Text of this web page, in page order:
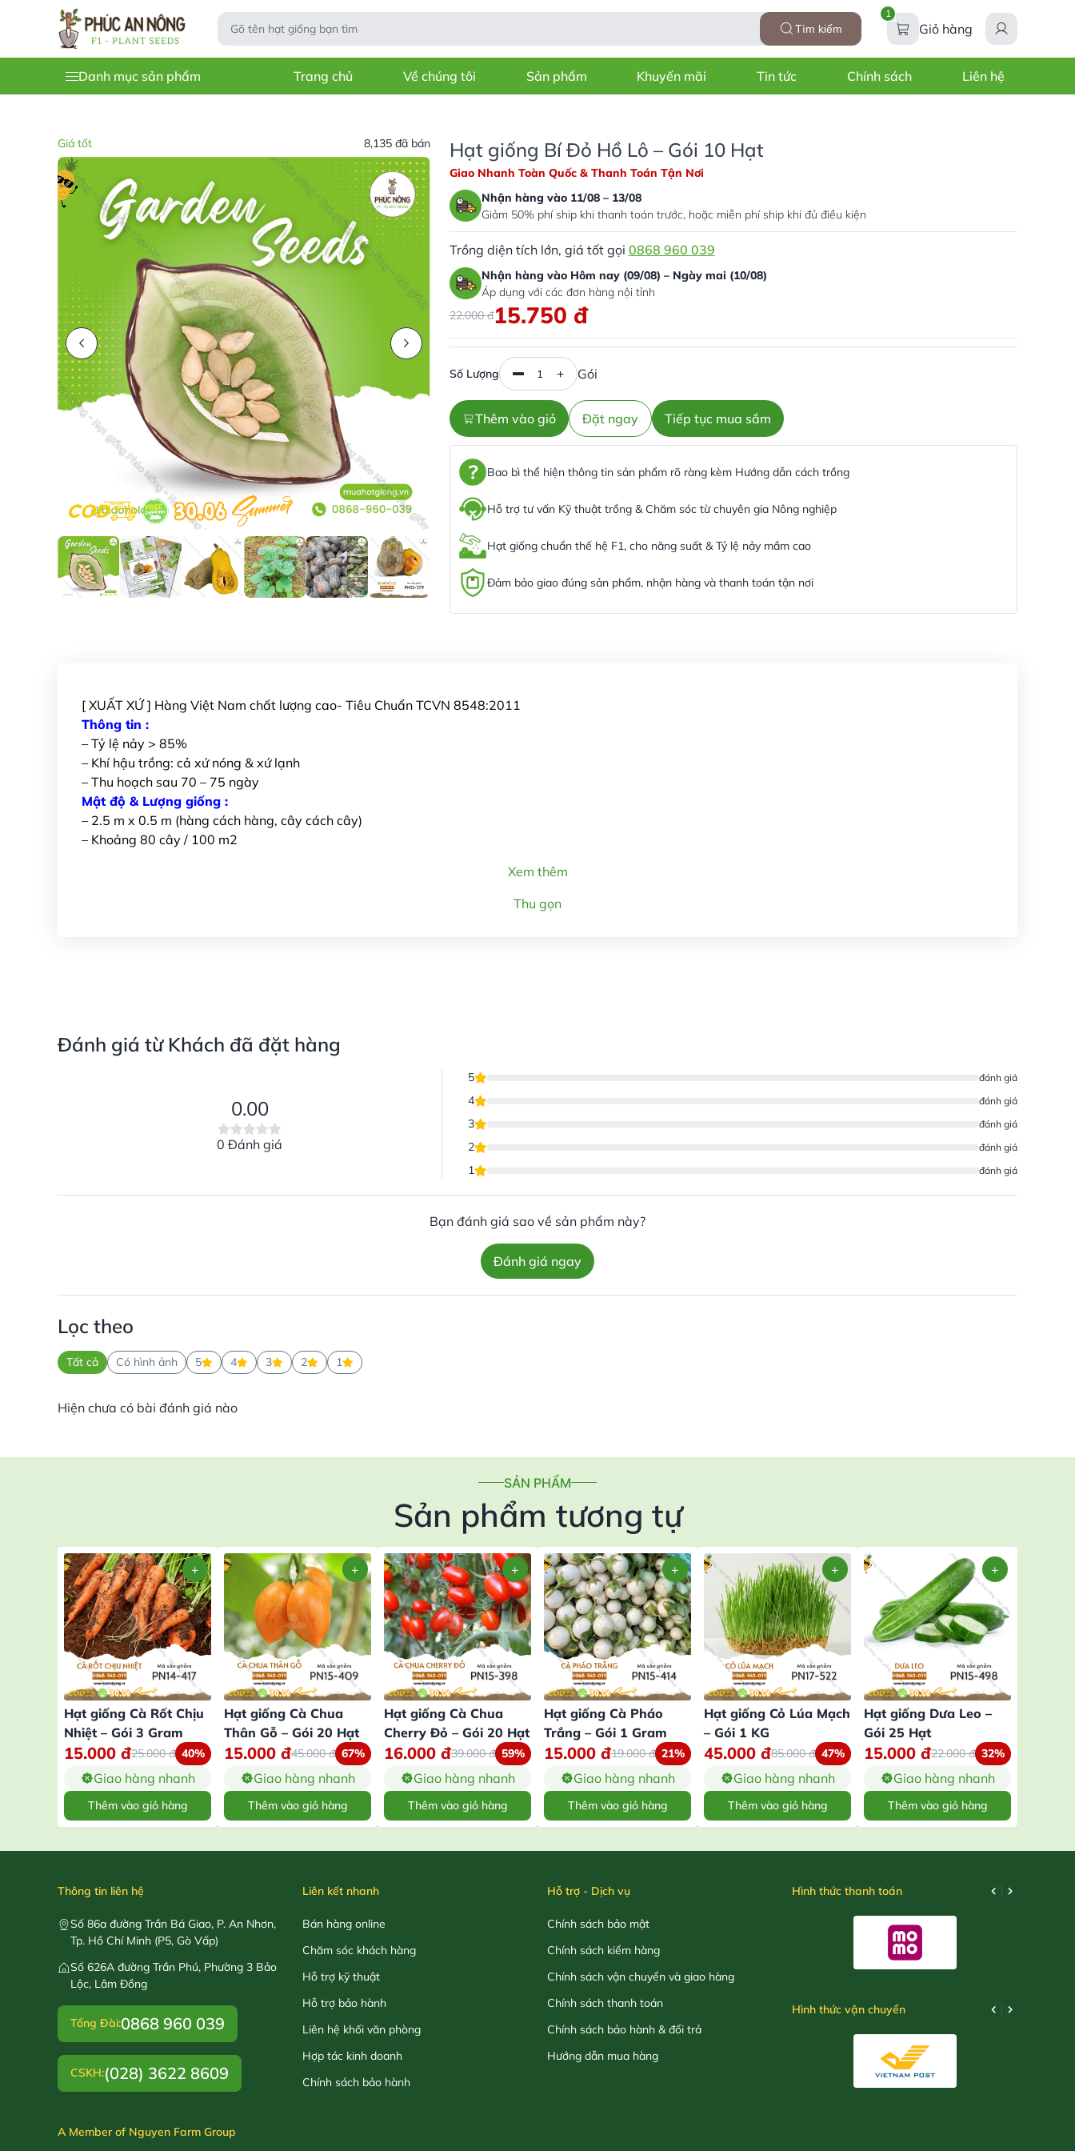
Tìm kiếm
1
Giỏ hàng
Danh mục sản phẩm Trang chủ Về chúng tôi Sản phẩm Khuyến mãi Tin tức Chính sách Liên hệ
Giá tốt 8,135 đã bán Hạt giống Bí Đỏ Hồ Lô – Gói 10 Hạt
Giao Nhanh Toàn Quốc & Thanh Toán Tận Nơi
Nhận hàng vào 11/08 – 13/08
Giảm 50% phí ship khi thanh toán trước, hoặc miễn phí ship khi đủ điều kiện
Trồng diện tích lớn, giá tốt gọi 0868 960 039
Nhận hàng vào Hôm nay (09/08) – Ngày mai (10/08)
Áp dụng với các đơn hàng nội tỉnh
22.000đ15.750 đ
Số Lượng Gói
Thêm vào giỏ Đặt ngay Tiếp tục mua sắm
Bao bì thể hiện thông tin sản phẩm rõ ràng kèm Hướng dẫn cách trồng
Hỗ trợ tư vấn Kỹ thuật trồng & Chăm sóc từ chuyên gia Nông nghiệp
Hạt giống chuẩn thế hệ F1, cho năng suất & Tỷ lệ nảy mầm cao
Đảm bảo giao đúng sản phẩm, nhận hàng và thanh toán tận nơi
[ XUẤT XỨ ] Hàng Việt Nam chất lượng cao- Tiêu Chuẩn TCVN 8548:2011
Thông tin :
– Tỷ lệ nảy > 85%
– Khí hậu trồng: cả xứ nóng & xứ lạnh
– Thu hoạch sau 70 – 75 ngày
Mật độ & Lượng giống :
– 2.5 m x 0.5 m (hàng cách hàng, cây cách cây)
– Khoảng 80 cây / 100 m2
Xem thêm
Thu gọn
Đánh giá từ Khách đã đặt hàng
0.00
0 Đánh giá
5 đánh giá
4 đánh giá
3 đánh giá
2 đánh giá
1 đánh giá
Bạn đánh giá sao về sản phẩm này?
Đánh giá ngay
Lọc theo
Tất cả Có hình ảnh 5 4 3 2 1
Hiện chưa có bài đánh giá nào
SẢN PHẨM
Sản phẩm tương tự
Hạt giống Cà Rốt Chịu
Nhiệt – Gói 3 Gram
15.000 đ25.000đ 40%
Giao hàng nhanh
Thêm vào giỏ hàng
Hạt giống Cà Chua
Thân Gỗ – Gói 20 Hạt
15.000 đ45.000đ 67%
Giao hàng nhanh
Thêm vào giỏ hàng
Hạt giống Cà Chua
Cherry Đỏ – Gói 20 Hạt
16.000 đ39.000đ 59%
Giao hàng nhanh
Thêm vào giỏ hàng
Hạt giống Cà Pháo
Trắng – Gói 1 Gram
15.000 đ19.000đ 21%
Giao hàng nhanh
Thêm vào giỏ hàng
Hạt giống Cỏ Lúa Mạch
– Gói 1 KG
45.000 đ85.000đ 47%
Giao hàng nhanh
Thêm vào giỏ hàng
Hạt giống Dưa Leo –
Gói 25 Hạt
15.000 đ22.000đ 32%
Giao hàng nhanh
Thêm vào giỏ hàng
Thông tin liên hệ
Số 86a đường Trần Bá Giao, P. An Nhơn,
Tp. Hồ Chí Minh (P5, Gò Vấp)
Số 626A đường Trần Phú, Phường 3 Bảo
Lộc, Lâm Đồng
Tổng Đài:0868 960 039
CSKH:(028) 3622 8609
A Member of Nguyen Farm Group
Liên kết nhanh
Bán hàng online
Chăm sóc khách hàng
Hỗ trợ kỹ thuật
Hỗ trợ bảo hành
Liên hệ khối văn phòng
Hợp tác kinh doanh
Chính sách bảo hành
Hỗ trợ - Dịch vụ
Chính sách bảo mật
Chính sách kiểm hàng
Chính sách vận chuyển và giao hàng
Chính sách thanh toán
Chính sách bảo hành & đổi trả
Hướng dẫn mua hàng
Hình thức thanh toán
Hình thức vận chuyển